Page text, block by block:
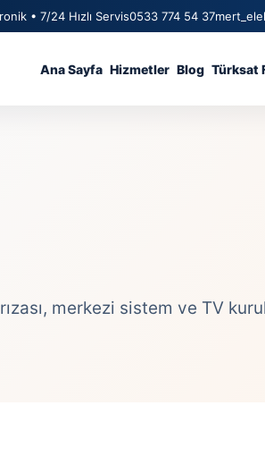
• 7/24 Hızlı Servis0533 774 54 37
Ana Sayfa Hizmetler Blog Türksat
merkezi sistem ve TV